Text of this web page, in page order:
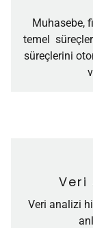
Muhasebe,
temel
süreçlerini
Veri
Veri analizi